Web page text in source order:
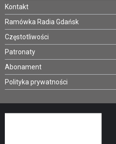
Kontakt
Ramówka Radia Gdańsk
Częstotliwości
Patronaty
Abonament
Polityka prywatności